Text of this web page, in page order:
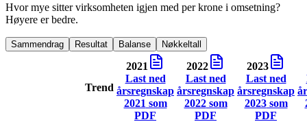
Hvor mye sitter virksomheten igjen med per krone i omsetning?
Høyere er bedre.
Sammendrag Resultat Balanse Nøkkeltall
Trend
2021
Last ned
årsregnskap
2021 som
PDF
2022
Last ned
årsregnskap
2022som
PDF
2023
Last ned
årsregnskap
2023som
PDF